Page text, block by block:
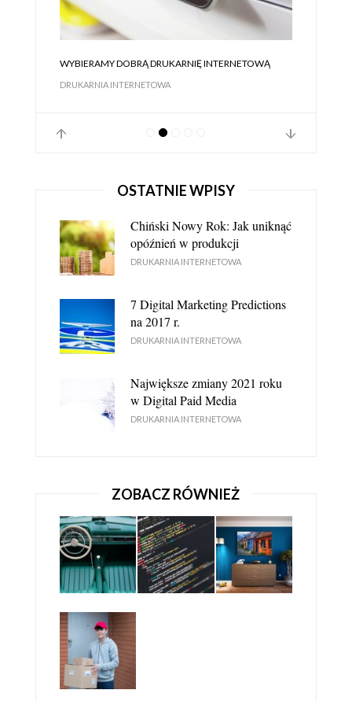
WYBIERAMY DOBRĄ DRUKARNIĘ INTERNETOWĄ
DRUKARNIA INTERNETOWA
DRUKARNIA INTERNETOWA JEST LEPSZA OD
STACJONARNEJ - DLACZEGO?
DRUKARNIA INTERNETOWA
NA CO ZWRACAĆ UWAGĘ PROJEKTUJĄC
FOTOKSIĄZKĘ?
PORADNIK
OSTATNIE WPISY
Chiński Nowy Rok: Jak uniknąć
opóźnień w produkcji
DRUKARNIA INTERNETOWA
7 Digital Marketing Predictions
na 2017 r.
DRUKARNIA INTERNETOWA
Największe zmiany 2021 roku
w Digital Paid Media
DRUKARNIA INTERNETOWA
ZOBACZ RÓWNIEŻ